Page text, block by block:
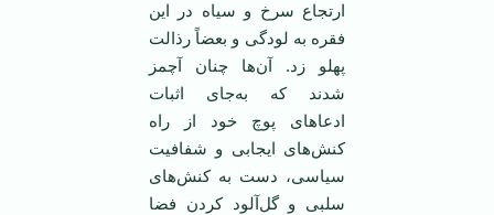
ارتجاع سرخ و سیاه در این
فقره به لودگی و بعضاً رذالت
پهلو زد. آن‌ها چنان آچمز
شدند که به‌جای اثبات
ادعاهای پوچ خود از راه
کنش‌های ایجابی و شفافیت
سیاسی، دست به کنش‌های
سلبی و گل‌آلود کردن فضا